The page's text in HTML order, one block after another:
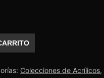
Colecciones de Acrílicos,